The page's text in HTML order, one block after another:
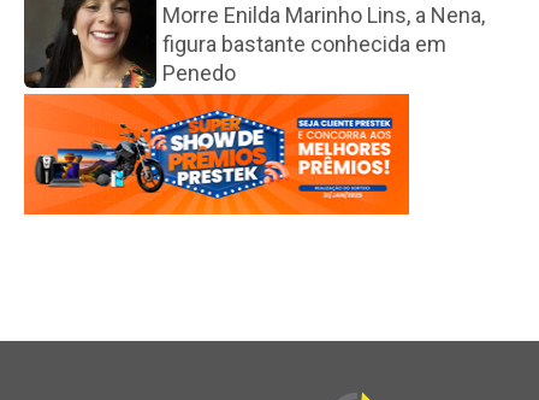
Morre Enilda Marinho Lins, a Nena,
figura bastante conhecida em
Penedo